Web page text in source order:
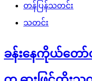
တန်ပြန်သတင်း
သတင်း
ခန်းနေကိုယ်တေ